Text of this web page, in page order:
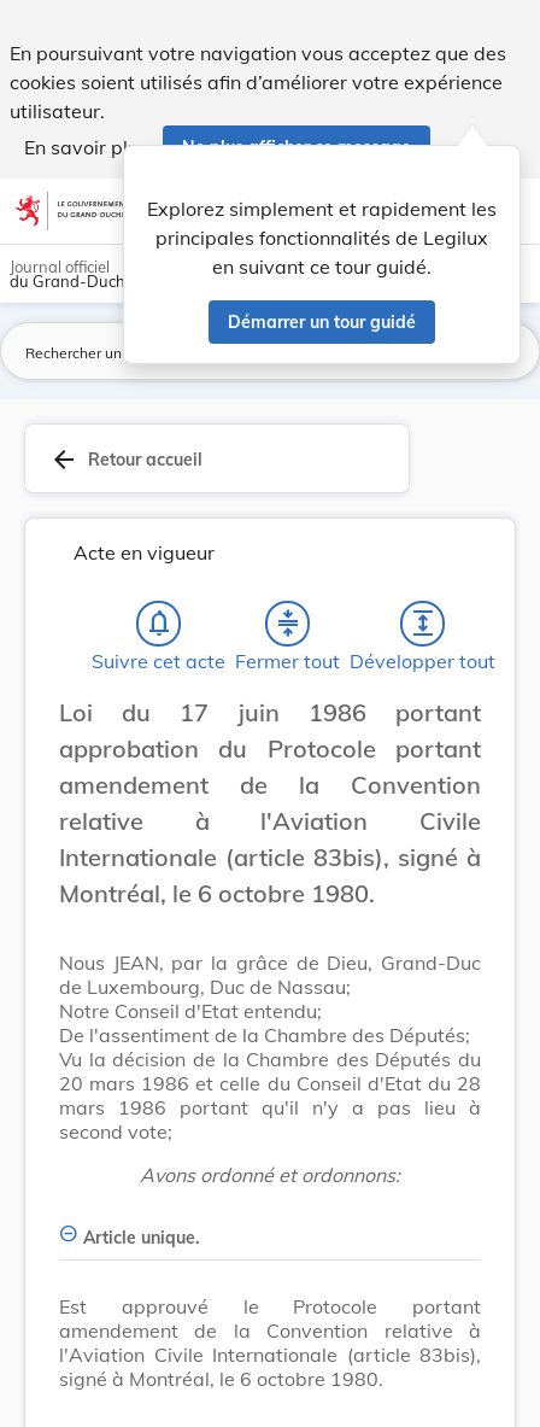
En poursuivant votre navigation vous acceptez que des
cookies soient utilisés afin d’améliorer votre expérience
utilisateur.
En savoir plus
Ne plus afficher ce message
Aller au contenu account_circle help Aide
Explorez simplement et rapidement les
principales fonctionnalités de Legilux
en suivant ce tour guidé.
Démarrer un tour guidé
light_mode dark_mode
Journal officiel
du Grand-Duché de Luxembourg
arrow_back Retour accueil
Acte en vigueur
notifications_none
Suivre cet acte
compress
Fermer tout
expand
Développer tout
Loi du 17 juin 1986 portant
approbation du Protocole portant
amendement de la Convention
relative à l'Aviation Civile
Internationale (article 83bis), signé à
Montréal, le 6 octobre 1980.
Nous JEAN, par la grâce de Dieu, Grand-Duc
de Luxembourg, Duc de Nassau;
Notre Conseil d'Etat entendu;
De l'assentiment de la Chambre des Députés;
Vu la décision de la Chambre des Députés du
20 mars 1986 et celle du Conseil d'Etat du 28
mars 1986 portant qu'il n'y a pas lieu à
second vote;
Avons ordonné et ordonnons:
Article unique.
Est approuvé le Protocole portant
amendement de la Convention relative à
l'Aviation Civile Internationale (article 83bis),
signé à Montréal, le 6 octobre 1980.